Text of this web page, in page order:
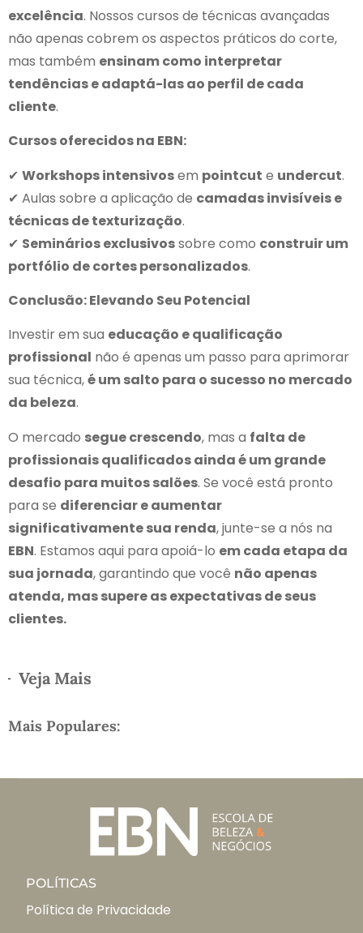
excelência. Nossos cursos de técnicas avançadas
não apenas cobrem os aspectos práticos do corte,
mas também ensinam como interpretar
tendências e adaptá-las ao perfil de cada
cliente.
Cursos oferecidos na EBN:
✔ Workshops intensivosem pointcut e undercut.
✔ Aulas sobre a aplicação de camadas invisíveis e
técnicas de texturização.
✔ Seminários exclusivossobre como construir um
portfólio de cortes personalizados.
Conclusão: Elevando Seu Potencial
Investir em sua educação e qualificação
profissional não é apenas um passo para aprimorar
sua técnica,é um salto para o sucesso no mercado
da beleza.
O mercado segue crescendo, mas a falta de
profissionais qualificados ainda é um grande
desafio para muitos salões. Se você está pronto
para se diferenciar e aumentar
significativamente sua renda, junte-se a nós na
EBN. Estamos aqui para apoiá-lo em cada etapa da
sua jornada, garantindo que você não apenas
atenda, mas supere as expectativas de seus
clientes.
Veja Mais
Mais Populares:
POLÍTICAS
Política de Privacidade